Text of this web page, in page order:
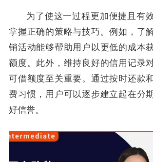
为了使这一过程更加便捷且有
掌握正确的策略与技巧。例如，了
销活动能够帮助用户以更低的成本
额度。此外，维持良好的信用记录
可借额度至关重要。通过按时还款
费习惯，用户可以逐步建立起在分
好信誉。